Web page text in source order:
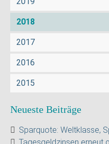
2018
2017
2016
2015
Neueste Beiträge
Sparquote: Weltklasse,